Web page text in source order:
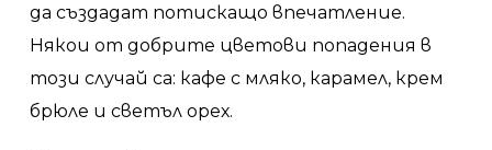
да създадат потискащо впечатление.
Някои от добрите цветови попадения в
този случай са: кафе с мляко, карамел, крем
брюле и светъл орех.